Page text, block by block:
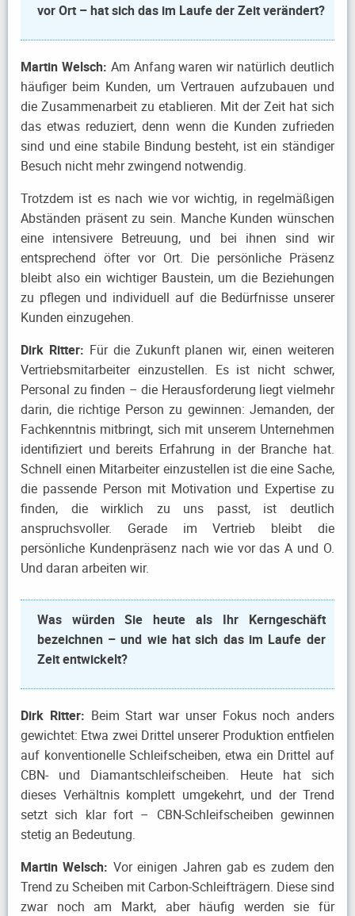
vor Ort – hat sich das im Laufe der Zeit verändert?
Martin Welsch: Am Anfang waren wir natürlich deutlich
häufiger beim Kunden, um Vertrauen aufzubauen und
die Zusammenarbeit zu etablieren. Mit der Zeit hat sich
das etwas reduziert, denn wenn die Kunden zufrieden
sind und eine stabile Bindung besteht, ist ein ständiger
Besuch nicht mehr zwingend notwendig.
Trotzdem ist es nach wie vor wichtig, in regelmäßigen
Abständen präsent zu sein. Manche Kunden wünschen
eine intensivere Betreuung, und bei ihnen sind wir
entsprechend öfter vor Ort. Die persönliche Präsenz
bleibt also ein wichtiger Baustein, um die Beziehungen
zu pflegen und individuell auf die Bedürfnisse unserer
Kunden einzugehen.
Dirk Ritter: Für die Zukunft planen wir, einen weiteren
Vertriebsmitarbeiter einzustellen. Es ist nicht schwer,
Personal zu finden – die Herausforderung liegt vielmehr
darin, die richtige Person zu gewinnen: Jemanden, der
Fachkenntnis mitbringt, sich mit unserem Unternehmen
identifiziert und bereits Erfahrung in der Branche hat.
Schnell einen Mitarbeiter einzustellen ist die eine Sache,
die passende Person mit Motivation und Expertise zu
finden, die wirklich zu uns passt, ist deutlich
anspruchsvoller. Gerade im Vertrieb bleibt die
persönliche Kundenpräsenz nach wie vor das A und O.
Und daran arbeiten wir.
Was würden Sie heute als Ihr Kerngeschäft
bezeichnen – und wie hat sich das im Laufe der
Zeit entwickelt?
Dirk Ritter: Beim Start war unser Fokus noch anders
gewichtet: Etwa zwei Drittel unserer Produktion entfielen
auf konventionelle Schleifscheiben, etwa ein Drittel auf
CBN- und Diamantschleifscheiben. Heute hat sich
dieses Verhältnis komplett umgekehrt, und der Trend
setzt sich klar fort – CBN-Schleifscheiben gewinnen
stetig an Bedeutung.
Martin Welsch: Vor einigen Jahren gab es zudem den
Trend zu Scheiben mit Carbon-Schleifträgern. Diese sind
zwar noch am Markt, aber häufig werden sie für